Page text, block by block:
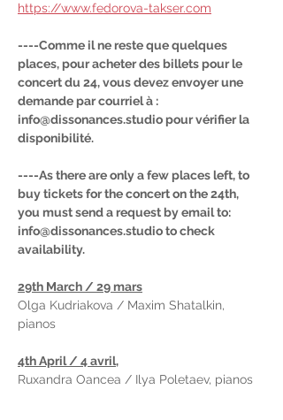
https://www.fedorova-takser.com
----Comme il ne reste que quelques
places, pour acheter des billets pour le
concert du 24, vous devez envoyer une
demande par courriel à :
info@dissonances.studio pour vérifier la
disponibilité.
----As there are only a few places left, to
buy tickets for the concert on the 24th,
you must send a request by email to:
info@dissonances.studio to check
availability.
29th March / 29 mars
Olga Kudriakova / Maxim Shatalkin,
pianos
4th April / 4 avril,
Ruxandra Oancea / Ilya Poletaev, pianos